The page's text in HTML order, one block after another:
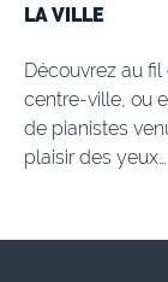
LA VILLE
Découvrez au
centre-ville, ou
de pianistes
plaisir des